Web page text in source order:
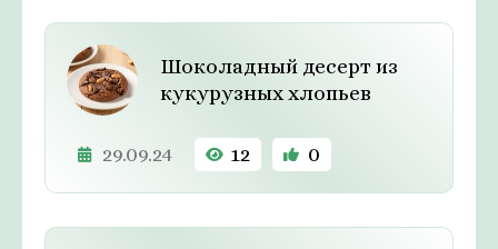
Шоколадный десерт из
кукурузных хлопьев
29.09.24 12 0